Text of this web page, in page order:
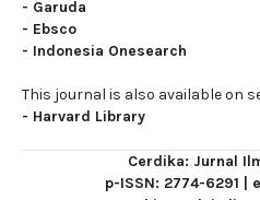
- Garuda
- Ebsco
- Indonesia Onesearch
This journal is also available on
- Harvard Library
Cerdika: Jurnal
p-ISSN: 2774-6291